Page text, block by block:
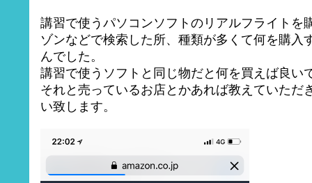
講習で使うパソコンソフトのリアルフライトを
ゾンなどで検索した所、種類が多くて何を購入
んでした。
講習で使うソフトと同じ物だと何を買えば良い
それと売っているお店とかあれば教えていただ
い致します。